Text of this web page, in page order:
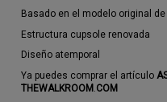
Basado en el modelo original de
Estructura cupsole renovada
Diseño atemporal
Ya puedes comprar el artículo
THEWALKROOM .COM